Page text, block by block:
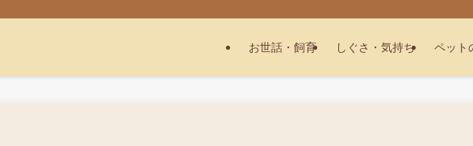
お世話・飼育 しぐさ・気持ち ペット